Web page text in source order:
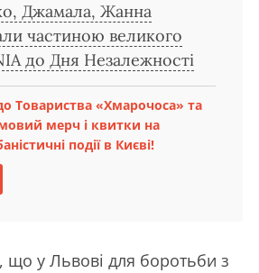
Джамала, Жанна
частиною великого
до Дня Незалежності
Товариства «Хмарочоса» та
мерч і квитки на
події в Києві!
що у Львові для боротьби з